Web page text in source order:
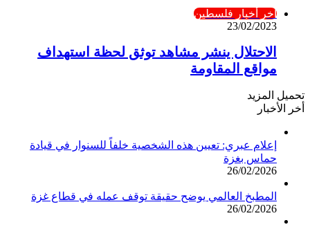
آخر أخبار فلسطين
23/02/2023
الاحتلال ينشر مشاهد توثق لحظة استهداف
مواقع المقاومة
تحميل المزيد
أخر الأخبار
إعلام عبري: تعيين هذه الشخصية خلفاً للسنوار في قيادة
حماس بغزة
26/02/2026
المطبخ العالمي يوضح حقيقة توقف عمله في قطاع غزة
26/02/2026